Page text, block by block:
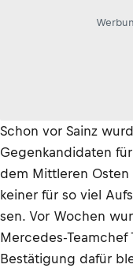
Schon vor Sainz
Gegenkandidaten
dem Mittleren
keiner für so viel
sen. Vor Wochen
Mercedes-
Bestätigung dafür